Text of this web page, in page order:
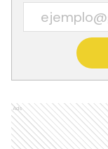
Ads